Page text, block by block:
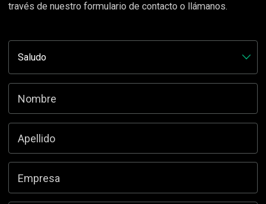
través de nuestro formulario de contacto o llámanos.
Company
Nombre
Apellido
Empresa